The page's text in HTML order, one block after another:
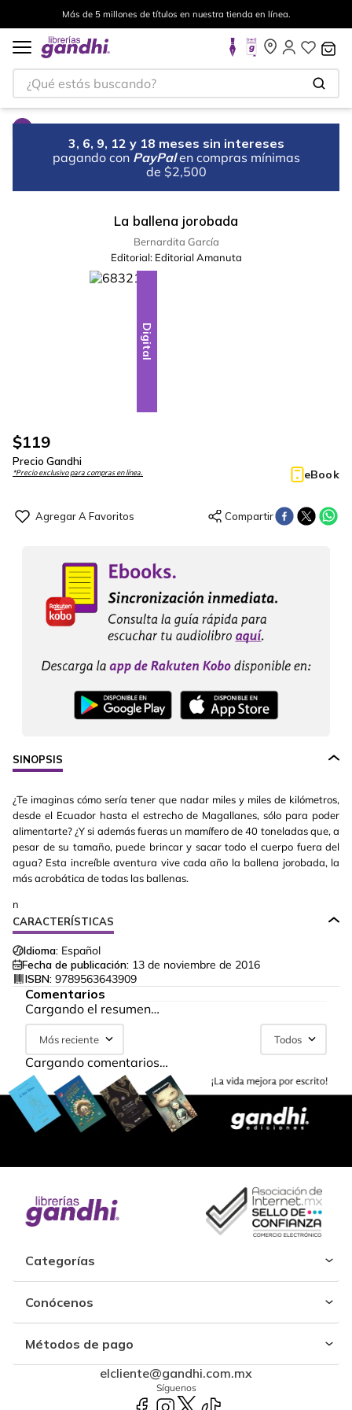
Más de 5 millones de títulos en nuestra tienda en línea.
¿Qué estás buscando?
3, 6, 9, 12 y 18 meses sin intereses
pagando con PayPal en compras mínimas
de $2,500
La ballena jorobada
Bernardita García
Editorial: Editorial Amanuta
Digital
$119
Precio Gandhi
*Precio exclusivo para compras en línea. eBook
SINOPSIS
¿Te imaginas cómo sería tener que nadar miles y miles de kilómetros,
desde el Ecuador hasta el estrecho de Magallanes, sólo para poder
alimentarte? ¿Y si además fueras un mamífero de 40 toneladas que, a
pesar de su tamaño, puede brincar y sacar todo el cuerpo fuera del
agua? Esta increíble aventura vive cada año la ballena jorobada, la
más acrobática de todas las ballenas.
n
CARACTERÍSTICAS
Idioma: Español
Fecha de publicación: 13 de noviembre de 2016
ISBN: 9789563643909
Comentarios
Cargando el resumen…
Más reciente Todos
Cargando comentarios…
Categorías
Conócenos
Métodos de pago
elcliente@gandhi.com.mx
Síguenos